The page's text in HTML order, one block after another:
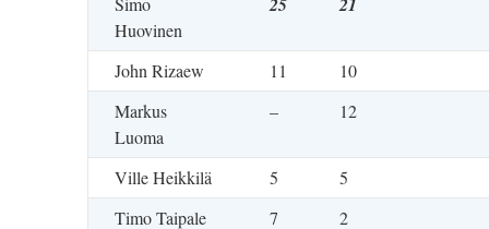
Huovinen
John Rizaew 11
10
Markus
Luoma
– 12
Ville Heikkilä 5
5
Timo Taipale
7
2